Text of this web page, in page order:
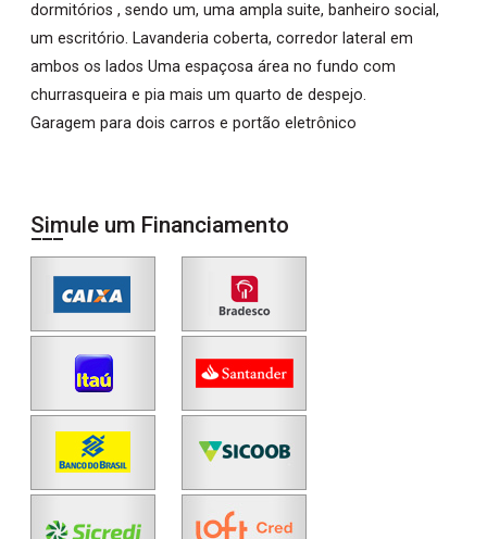
dormitórios , sendo um, uma ampla suite, banheiro social,
um escritório. Lavanderia coberta, corredor lateral em
ambos os lados Uma espaçosa área no fundo com
churrasqueira e pia mais um quarto de despejo.
Garagem para dois carros e portão eletrônico
Simule um Financiamento